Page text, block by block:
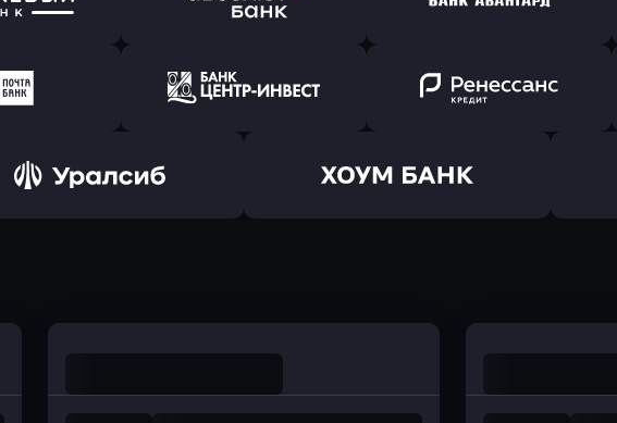
Банк
в Ингосстрах Банк
в Райффайзен Банк
заявку
Оправить заявку
в Абсолют Банк
Оправить заявку
в Банк Авангард
заявку
Банк
Оправить заявку
Оправить заявку
в Ренессанс Банк